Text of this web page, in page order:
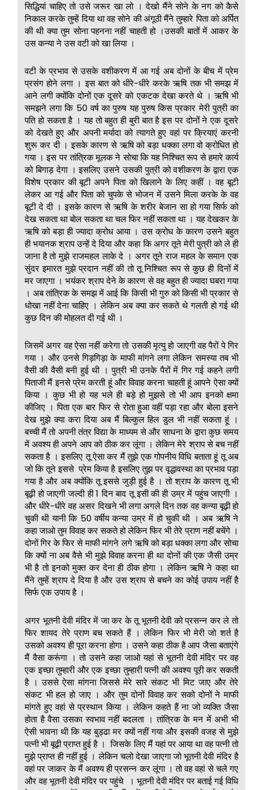
सिद्धियां चाहिए तो उसे जरूर खा लो । देखो मैंने सोने के नग को कैसे
निकाल करके तुम्हें दिया था वह सोने की अंगूठी मैंने तुम्हारे पिता को अर्पित
की थी क्या तुम सोना पहनना नहीं चाहती हो ।उसकी बातों में आकर के
उस कन्या ने उस वटी को खा लिया ।
वटी के प्रभाव से उसके वशीकरण में आ गई अब दोनों के बीच में प्रेम
प्रसंग होने लगा । इस बात को धीरे-धीरे करके ऋषि तक भी समझ में
आने लगी क्योंकि दोनों एक दूसरे को एकटक देखा करते थे । ऋषि भी
समझने लगा कि 50 वर्ष का पुरुष यह पुरुष किस प्रकार मेरी पुत्री का
पति हो सकता है । यह तो बहुत ही बुरी बात है इस पर दोनों ने एक दूसरे
को देखते हुए और अपनी मर्यादा को त्यागते हुए वहां पर क्रियाएं करनी
शुरू कर दी । इसके कारण से ऋषि को बड़ा धक्का लगा वो क्रोधित हो
गया । इस पर तांत्रिक मूलक ने सोचा कि यह निश्चित रूप से हमारे कार्य
को बिगाड़ देगा । इसलिए उसने उसकी पुत्री को वशीकरण के द्वारा एक
विशेष प्रकार की बूटी अपने पिता को खिलाने के लिए कहीं । वह बूटी
लेकर आ गई और पिता को चुपके से भोजन में उसने मिला करके के वह
बूटी दे दी । इसके कारण से ऋषि के शरीर बेजान सा हो गया सिर्फ को
देख सकता था बोल सकता था चल फिर नहीं सकता था । यह देखकर के
ऋषि को बड़ा ही ज्यादा क्रोध आया । उस क्रोध के कारण उसने बहुत
ही भयानक श्राप उन्हें दे दिया और कहा कि अगर तूने मेरी पुत्री को ले ही
जाना है तो मुझे राजमहल लाके दे । अगर तूने राज महल के समान एक
सुंदर इमारत मुझे प्रदान नहीं की तो तू निश्चित रूप से कुछ ही दिनों में
मर जाएगा । भयंकर श्राप देने के कारण से वह बहुत ही ज्यादा घबरा गया
। अब तांत्रिक के समझ में आई कि किसी भी गुरु को किसी भी प्रकार से
धोखा नहीं देना चाहिए । लेकिन अब क्या कर सकते थे गलती हो गई थी
कुछ दिन की मोहलत दी गई थी ।
जिसमें अगर वह ऐसा नहीं करेगा तो उसकी मृत्यु हो जाएगी वह पैरों पे गिर
गया । और उनसे गिड़गिड़ा के माफी मांगने लगा लेकिन समस्या तब भी
वैसी की वैसी बनी हुई थी । पुत्री भी उनके पैरों में गिर गई कहने लगी
पिताजी मैं इनसे प्रेम करती हूं और विवाह करना चाहती हूं आपने ऐसा क्यों
किया । कुछ भी हो यह भले ही बड़े हो मुझसे तो भी आप इनको क्षमा
कीजिए । पिता एक बार फिर से रोता हुआ वहीं पड़ा रहा और बोला इसने
देख मुझे क्या करा दिया अब मैं बिल्कुल हिल डुल भी नहीं सकता हूं ।
बच्ची मैं तो अपनी तंत्र विद्या के माध्यम से और साधना के द्वारा कुछ समय
में अवश्य ही अपने आप को ठीक कर लूंगा । लेकिन मेरे श्राप से बच नहीं
सकता है । इसलिए तू ऐसा कर मैं तुझे एक गोपनीय विधि बताता हूं तू अब
जो कि तूने इससे प्रेम किया है इसलिए तुझ पर वृद्धावस्था का प्रभाव पड़ा
गया है और अब क्योंकि तू इससे जुड़ी हुई है । तो श्राप के कारण तू भी
बूढ़ी हो जाएगी जल्दी ही 1 दिन बाद तू इसी की ही उम्र में पहुंच जाएगी ।
और धीरे-धीरे वह असर दिखने भी लगा अगले दिन तक वह कन्या बूढ़ी हो
चुकी थी यानी कि 50 वर्षीय कन्या उम्र में हो चुकी थी । अब ऋषि ने
कहा जाओ तुम विवाह कर सकते हो लेकिन फिर भी तेरे प्राण नहीं बचेंगे ।
दोनों गिर के फिर से माफी मांगने लगे ऋषि को बड़ा धक्का लगा और सोचा
कि क्यों ना अब वैसे भी मुझे विवाह करना ही था दोनों की एक जैसी उम्र
भी है तो इनको मुक्त कर देना ही ठीक होगा । लेकिन ऋषि ने कहा था
मैंने तुम्हें श्राप दे दिया है और उस श्राप से बचने का कोई उपाय नहीं है
सिर्फ एक उपाय है ।
अगर भूतनी देवी मंदिर में जा कर के तू भूतनी देवी को प्रसन्न कर ले तो
फिर शायद तेरे प्राण बच सकते हैं । लेकिन फिर भी मेरी जो शर्त है
उसको अवश्य ही पूरा करना होगा । उसने कहा ठीक है आप जैसा बताएंगे
मैं वैसा करूंगा । तो उसने कहा जाओ यहां से भूतनी देवी मंदिर पर वह
एक इच्छा तुम्हारी और एक इच्छा तुम्हारी पत्नी की अवश्य पूरी कर सकती
है । उससे ऐसा मांगना जिससे मेरे सारे संकट भी मिट जाए और तेरे
संकट भी हल हो जाए । और तुम दोनों विवाह कर सको दोनों ने माफी
मांगते हुए वहां से प्रस्थान किया । लेकिन कहते हैं ना जो व्यक्ति जैसा
होता है वैसा उसका स्वभाव नहीं बदलता । तांत्रिक के मन में अभी भी
ऐसी भावना थी कि यह बुड्ढा मर क्यों नहीं गया और इसकी वजह से मुझे
पत्नी भी बूढ़ी प्राप्त हुई है । जिसके लिए मैं यहां पर आया था वह पत्नी तो
मुझे प्राप्त ही नहीं हुई । लेकिन चलो देखा जाएगा जो भूतनी देवी मंदिर है
वहां पर जाकर के मैं अवश्य ही प्रसन्न कर लूंगा । तो वह वहां से चले गए
और वह भूतनी देवी मंदिर पर पहुंचे । भूतनी देवी मंदिर पर बताई गई विधि